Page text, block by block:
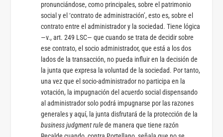
pronunciándose, como principales, sobre el patrimonio
social y el ‘contrato de administración’, esto es, sobre el
contrato entre el administrador y la sociedad. Tiene lógica
—v., art. 249 LSC— que cuando se trata de decidir sobre
ese contrato, el socio administrador, que está a los dos
lados de la transacción, no pueda influir en la decisión de
la junta que expresa la voluntad de la sociedad. Por tanto,
una vez que el socio-administrador no participa en la
votación, la impugnación del acuerdo social dispensando
al administrador solo podrá impugnarse por las razones
generales y aquí, la junta disfrutará de la protección de la
business judgment rulede manera que tiene razón